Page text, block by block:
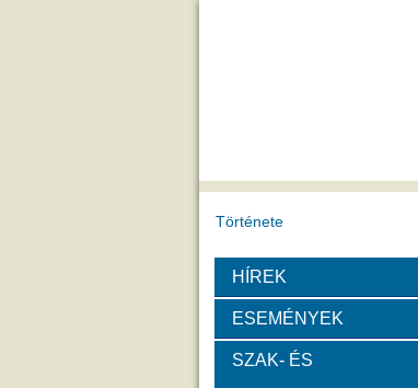
Története
A VEAB története
Díjak
HÍREK
ESEMÉNYEK
SZAK- ÉS